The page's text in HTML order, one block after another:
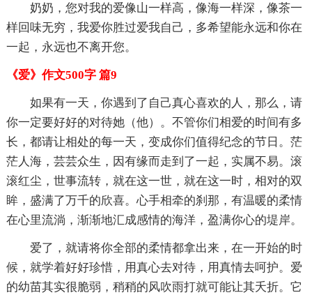
奶奶，您对我的爱像山一样高，像海一样深，像茶一
样回味无穷，我爱你胜过爱我自己，多希望能永远和你在
一起，永远也不离开您。
《爱》作文500字 篇9
如果有一天，你遇到了自己真心喜欢的人，那么，请
你一定要好好的对待她（他）。不管你们相爱的时间有多
长，都请让相处的每一天，变成你们值得纪念的节日。茫
茫人海，芸芸众生，因有缘而走到了一起，实属不易。滚
滚红尘，世事流转，就在这一世，就在这一时，相对的双
眸，盛满了万千的欣喜。心手相牵的刹那，有温暖的柔情
在心里流淌，渐渐地汇成感情的海洋，盈满你心的堤岸。
爱了，就请将你全部的柔情都拿出来，在一开始的时
候，就学着好好珍惜，用真心去对待，用真情去呵护。爱
的幼苗其实很脆弱，稍稍的风吹雨打就可能让其夭折。它